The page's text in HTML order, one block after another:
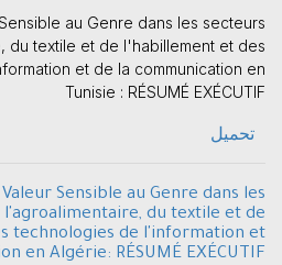
au Genre dans les secteurs
du textile et de l'habillement et des
et de la communication en
Tunisie : RÉSUMÉ EXÉCUTIF
تحميل
Sensible au Genre dans les
l'agroalimentaire, du textile et de
technologies de l'information et
en Algérie: RÉSUMÉ EXÉCUTIF